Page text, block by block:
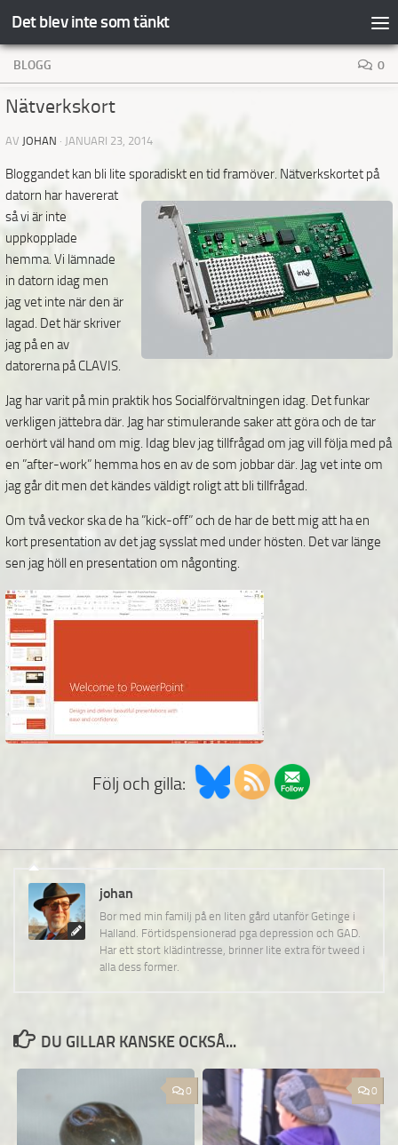
Hoppa till innehåll
Det blev inte som tänkt
BLOGG 0
Nätverkskort
AV JOHAN · JANUARI 23, 2014
Bloggandet kan bli lite sporadiskt en tid framöver. Nätverkskortet på
datorn har havererat
så vi är inte
uppkopplade
hemma. Vi lämnade
in datorn idag men
jag vet inte när den är
lagad. Det här skriver
jag på en av
datorerna på CLAVIS.
Jag har varit på min praktik hos Socialförvaltningen idag. Det funkar
verkligen jättebra där. Jag har stimulerande saker att göra och de tar
oerhört väl hand om mig. Idag blev jag tillfrågad om jag vill följa med på
en ”after-work” hemma hos en av de som jobbar där. Jag vet inte om
jag går dit men det kändes väldigt roligt att bli tillfrågad.
Om två veckor ska de ha ”kick-off” och de har de bett mig att ha en
kort presentation av det jag sysslat med under hösten. Det var länge
sen jag höll en presentation om någonting.
Följ och gilla:
johan
Bor med min familj på en liten gård utanför Getinge i
Halland. Förtidspensionerad pga depression och GAD.
Har ett stort klädintresse, brinner lite extra för tweed i
alla dess former.
DU GILLAR KANSKE OCKSÅ...
0 0